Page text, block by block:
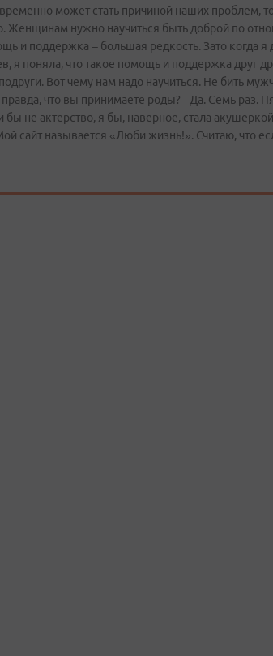
может стать причиной наших проблем,
Женщинам нужно научиться быть доброй по
и поддержка – большая редкость. Зато когда
я поняла, что такое помощь и поддержка друг
Вот чему нам надо научиться. Не бить
что вы принимаете роды?– Да. Семь раз.
не актерство, я бы, наверное, стала
сайт называется «Люби жизнь!». Считаю, что